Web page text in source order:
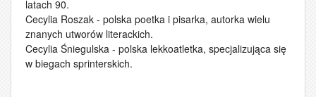
latach 90.
Cecylia Roszak - polska poetka i pisarka, autorka wielu
znanych utworów literackich.
Cecylia Śniegulska - polska lekkoatletka, specjalizująca się
w biegach sprinterskich.